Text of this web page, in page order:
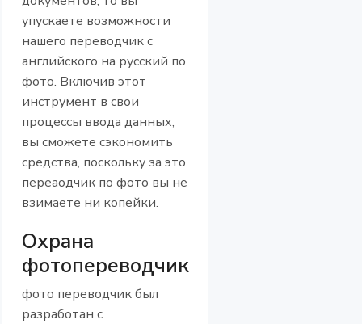
упускаете возможности
нашего переводчик с
английского на русский по
фото. Включив этот
инструмент в свои
процессы ввода данных,
вы сможете сэкономить
средства, поскольку за это
переаодчик по фото вы не
взимаете ни копейки.
Охрана
фотопереводчик
фото переводчик был
разработан с